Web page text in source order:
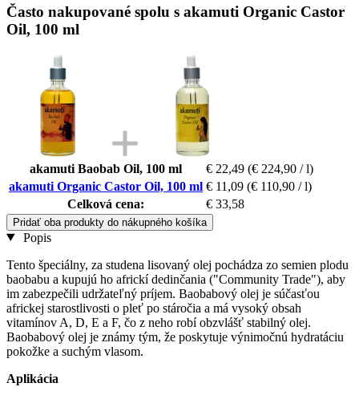
Často nakupované spolu s akamuti Organic Castor
Oil, 100 ml
akamuti Baobab Oil, 100 ml € 22,49 (€ 224,90 / l)
akamuti Organic Castor Oil, 100 ml € 11,09 (€ 110,90 / l)
Celková cena:
€ 33,58
Pridať oba produkty do nákupného košíka
Popis
Tento špeciálny, za studena lisovaný olej pochádza zo semien plodu
baobabu a kupujú ho africkí dedinčania ("Community Trade"), aby
im zabezpečili udržateľný príjem. Baobabový olej je súčasťou
africkej starostlivosti o pleť po stáročia a má vysoký obsah
vitamínov A, D, E a F, čo z neho robí obzvlášť stabilný olej.
Baobabový olej je známy tým, že poskytuje výnimočnú hydratáciu
pokožke a suchým vlasom.
Aplikácia